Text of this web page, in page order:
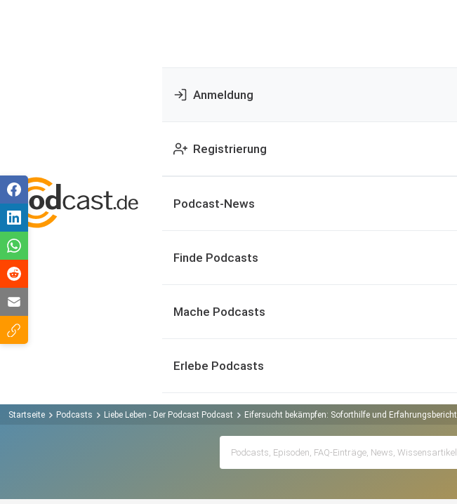
Anmeldung
Registrierung
Podcast-News
Finde Podcasts
Mache Podcasts
Erlebe Podcasts
Startseite Podcasts Liebe Leben - Der Podcast Podcast Eifersucht bekämpfen: Soforthilfe und Erfahrungsbericht